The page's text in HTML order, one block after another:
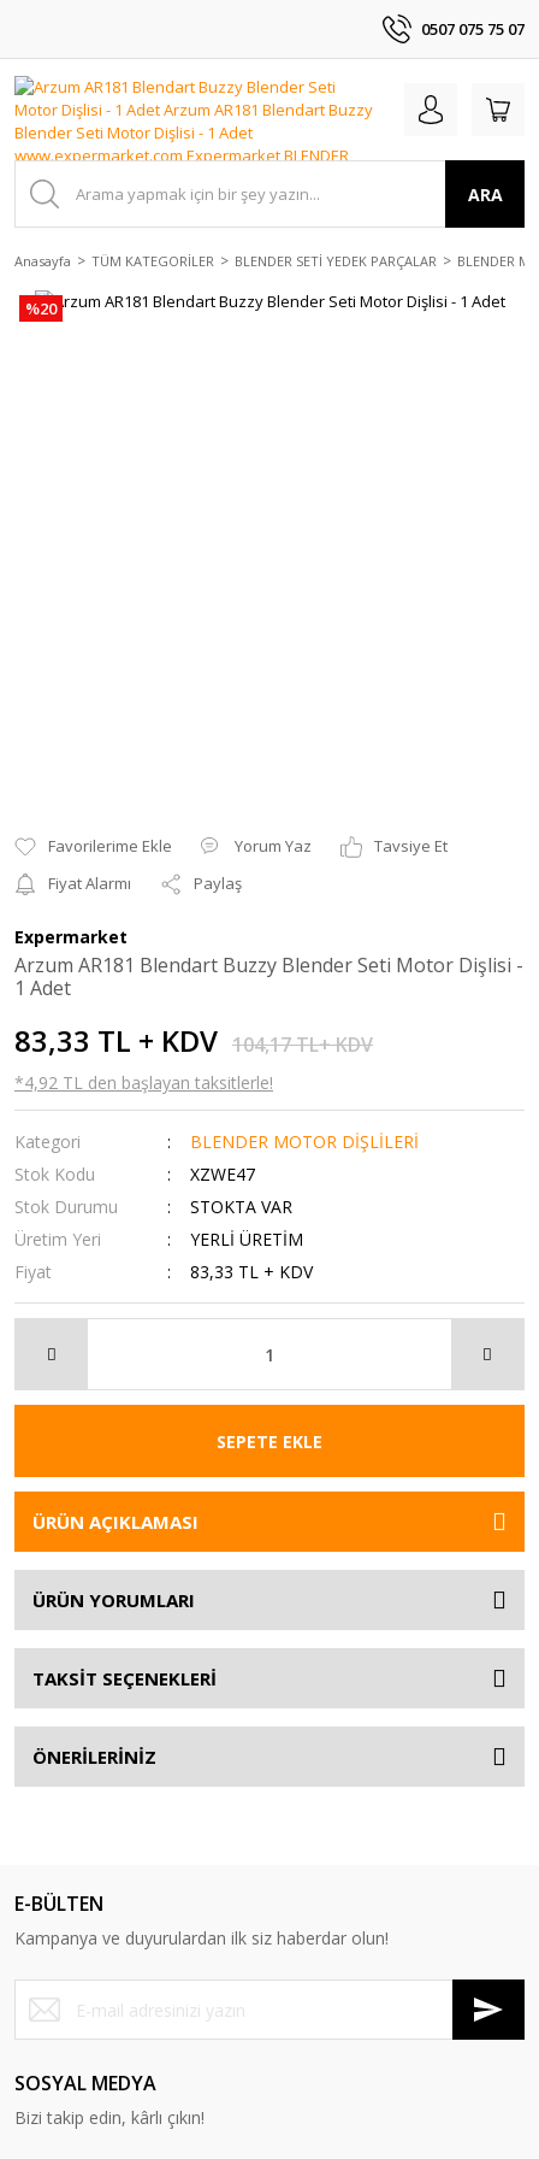
0507 075 75 07
ARA
Anasayfa TÜM KATEGORİLER BLENDER SETİ YEDEK PARÇALAR BLENDER
%20
Yorum Yaz
Tavsiye Et
Fiyat Alarmı
Paylaş
Expermarket
Arzum AR181 Blendart Buzzy Blender Seti Motor Dişlisi -
1 Adet
83,33 TL + KDV 104,17 TL+ KDV
*4,92 TL den başlayan taksitlerle!
Kategori
BLENDER MOTOR DİŞLİLERİ
Stok Kodu
XZWE47
Stok Durumu
STOKTA VAR
Üretim Yeri
YERLİ ÜRETİM
Fiyat
83,33 TL + KDV
SEPETE EKLE
ÜRÜN AÇIKLAMASI
ÜRÜN YORUMLARI
TAKSİT SEÇENEKLERİ
ÖNERİLERİNİZ
E-BÜLTEN
Kampanya ve duyurulardan ilk siz haberdar olun!
SOSYAL MEDYA
Bizi takip edin, kârlı çıkın!